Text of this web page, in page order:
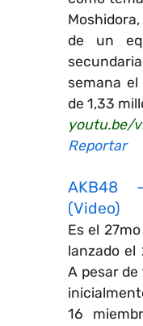
de un
semana
de 1,33
youtu.be/
Reportar
AKB48
(Video)
Es el
lanzado el
A pesar
16